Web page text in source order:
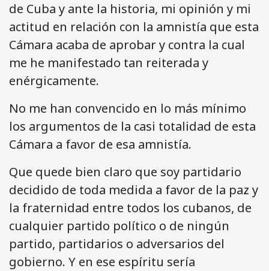
de Cuba y ante la historia, mi opinión y mi
actitud en relación con la amnistía que esta
Cámara acaba de aprobar y contra la cual
me he manifestado tan reiterada y
enérgicamente.
No me han convencido en lo más mínimo
los argumentos de la casi totalidad de esta
Cámara a favor de esa amnistía.
Que quede bien claro que soy partidario
decidido de toda medida a favor de la paz y
la fraternidad entre todos los cubanos, de
cualquier partido político o de ningún
partido, partidarios o adversarios del
gobierno. Y en ese espíritu sería